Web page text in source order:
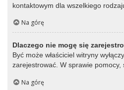
kontaktowym dla wszelkiego
Na górę
Dlaczego nie mogę się
Być może właściciel witryny
zarejestrować. W sprawie
Na górę